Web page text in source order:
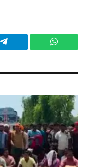
Telegram